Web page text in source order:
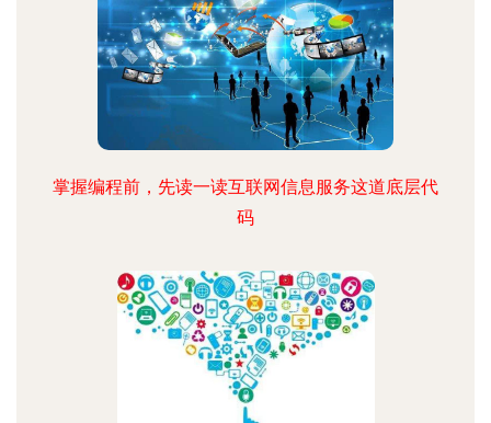
掌握编程前，先读一读互联网信息服务这道底层代
码